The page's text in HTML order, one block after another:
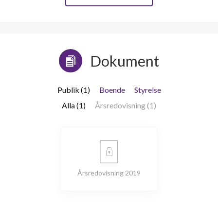
Dokument
Publik (1) Boende
Styrelse
Alla (1)
Årsredovisning (1)
Årsredovisning 2019